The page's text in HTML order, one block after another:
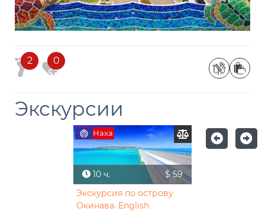
2
2 0
Экскурсии
Наха
10 ч.
$ 59
Экскурсия по острову
Окинава. English